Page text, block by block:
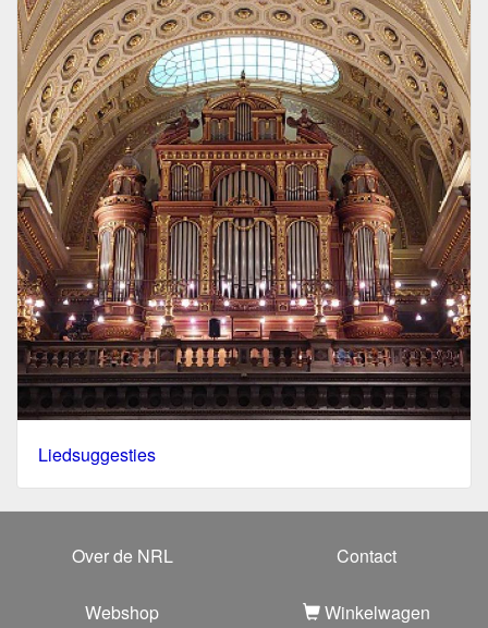
Liedsuggesties
Over de NRL Contact
Webshop Winkelwagen